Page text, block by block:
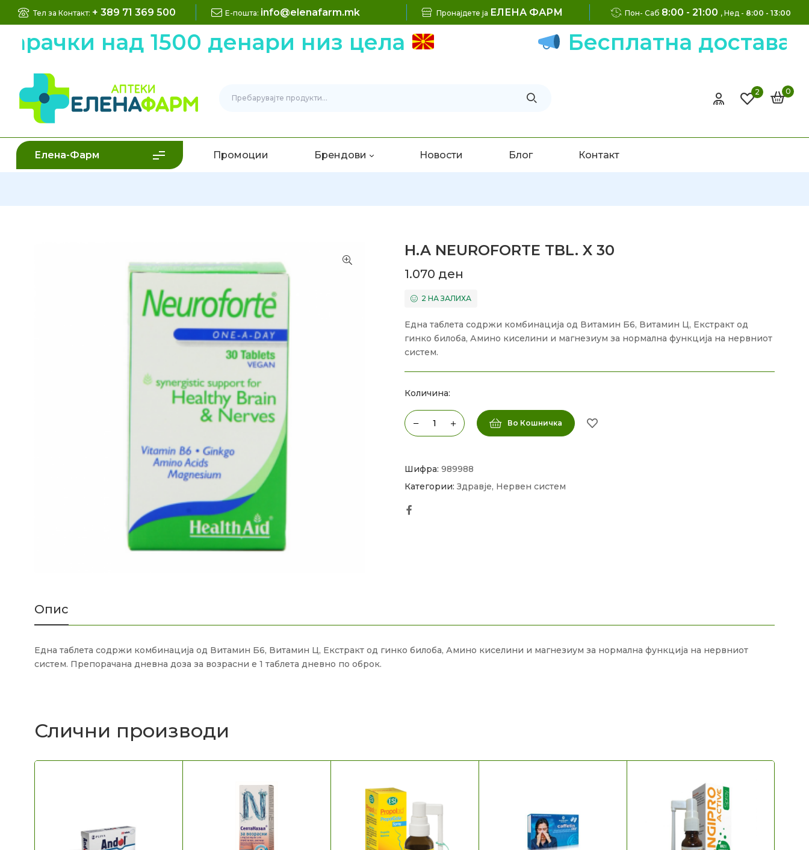
Тел за Контакт: + 389 71 369 500 Е-пошта: info@elenafarm.mk Пронајдете ја ЕЛЕНА ФАРМ Пон- Саб 8:00 - 21:00 , Нед - 8:00 - 13:00
над 1500 денари низ цела Бесплатна достава на
2 0
Елена-Фарм Промоции Брендови Новости Блог Контакт
H.A NEUROFORTE TBL. X 30
1.070 ден
2 НА ЗАЛИХА
Една таблета содржи комбинација од Витамин Б6, Витамин Ц, Екстракт од
гинко билоба, Амино киселини и магнезиум за нормална функција на нервниот
систем.
Количина:
Во Кошничка
Шифра: 989988
Категории: Здравје, Нервен систем
Опис
Една таблета содржи комбинација од Витамин Б6, Витамин Ц, Екстракт од гинко билоба, Амино киселини и магнезиум за нормална функција на нервниот
систем. Препорачана дневна доза за возрасни е 1 таблета дневно по оброк.
Слични производи